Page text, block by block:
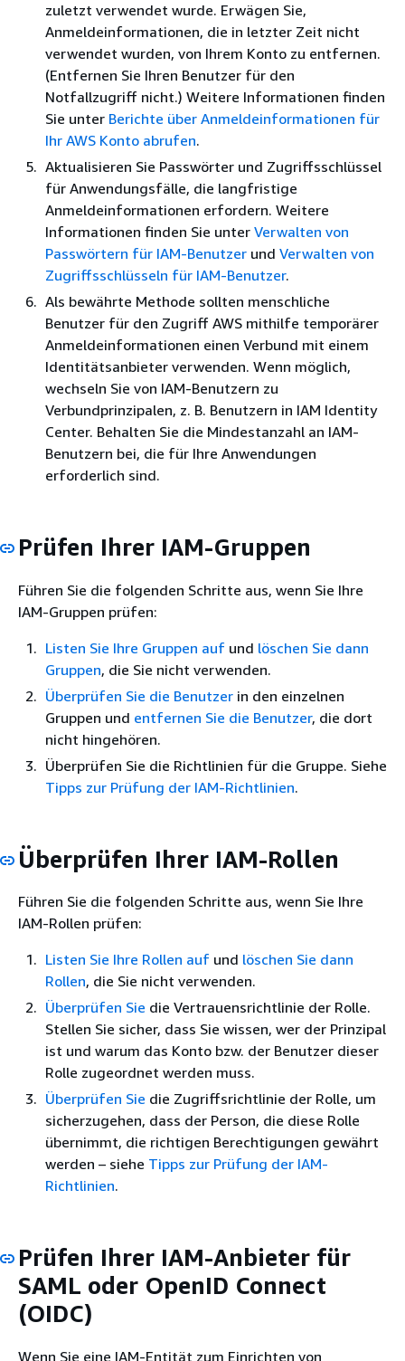
zuletzt verwendet wurde. Erwägen Sie,
Anmeldeinformationen, die in letzter Zeit nicht
verwendet wurden, von Ihrem Konto zu entfernen.
(Entfernen Sie Ihren Benutzer für den
Notfallzugriff nicht.) Weitere Informationen finden
Sie unter Berichte über Anmeldeinformationen für
Ihr AWS Konto abrufen.
Aktualisieren Sie Passwörter und Zugriffsschlüssel
für Anwendungsfälle, die langfristige
Anmeldeinformationen erfordern. Weitere
Informationen finden Sie unter Verwalten von
Passwörtern für IAM-Benutzer und Verwalten von
Zugriffsschlüsseln für IAM-Benutzer.
Als bewährte Methode sollten menschliche
Benutzer für den Zugriff AWS mithilfe temporärer
Anmeldeinformationen einen Verbund mit einem
Identitätsanbieter verwenden. Wenn möglich,
wechseln Sie von IAM-Benutzern zu
Verbundprinzipalen, z. B. Benutzern in IAM Identity
Center. Behalten Sie die Mindestanzahl an IAM-
Benutzern bei, die für Ihre Anwendungen
erforderlich sind.
Prüfen Ihrer IAM-Gruppen
Führen Sie die folgenden Schritte aus, wenn Sie Ihre
IAM-Gruppen prüfen:
Listen Sie Ihre Gruppen auf und löschen Sie dann
Gruppen, die Sie nicht verwenden.
Überprüfen Sie die Benutzer in den einzelnen
Gruppen und entfernen Sie die Benutzer, die dort
nicht hingehören.
Überprüfen Sie die Richtlinien für die Gruppe. Siehe
Tipps zur Prüfung der IAM-Richtlinien.
Überprüfen Ihrer IAM-Rollen
Führen Sie die folgenden Schritte aus, wenn Sie Ihre
IAM-Rollen prüfen:
Listen Sie Ihre Rollen auf und löschen Sie dann
Rollen, die Sie nicht verwenden.
Überprüfen Sie die Vertrauensrichtlinie der Rolle.
Stellen Sie sicher, dass Sie wissen, wer der Prinzipal
ist und warum das Konto bzw. der Benutzer dieser
Rolle zugeordnet werden muss.
Überprüfen Sie die Zugriffsrichtlinie der Rolle, um
sicherzugehen, dass der Person, die diese Rolle
übernimmt, die richtigen Berechtigungen gewährt
werden – siehe Tipps zur Prüfung der IAM-
Richtlinien.
Prüfen Ihrer IAM-Anbieter für
SAML oder OpenID Connect
(OIDC)
Wenn Sie eine IAM-Entität zum Einrichten von